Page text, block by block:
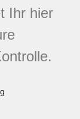
Ihr hier